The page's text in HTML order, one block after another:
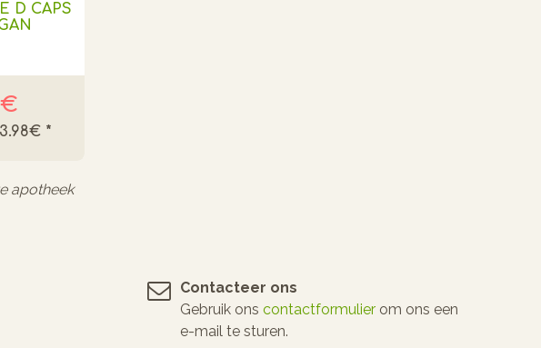
D CAPS
*
apotheek
Contacteer ons
Gebruik ons contactformulier om ons een
e-mail te sturen.